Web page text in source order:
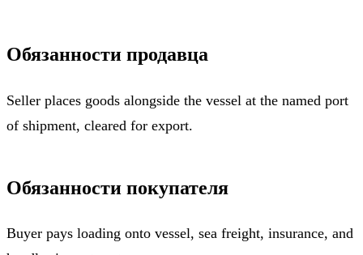
Обязанности продавца
Seller places goods alongside the vessel at the named port
of shipment, cleared for export.
Обязанности покупателя
Buyer pays loading onto vessel, sea freight, insurance, and